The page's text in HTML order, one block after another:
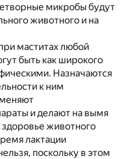
микробы будут
животного и на
маститах любой
быть как широкого
Назначаются
к ним
и делают на вымя
животного
лактации
поскольку в этом